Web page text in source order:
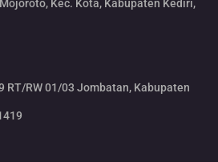
Kec. Kota, Kabupaten Kediri,
RT/RW 01/03 Jombatan, Kabupaten